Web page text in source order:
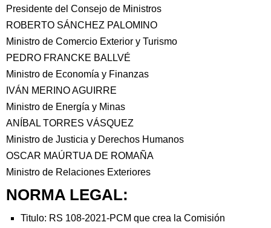
Presidente del Consejo de Ministros
ROBERTO SÁNCHEZ PALOMINO
Ministro de Comercio Exterior y Turismo
PEDRO FRANCKE BALLVÉ
Ministro de Economía y Finanzas
IVÁN MERINO AGUIRRE
Ministro de Energía y Minas
ANÍBAL TORRES VÁSQUEZ
Ministro de Justicia y Derechos Humanos
OSCAR MAÚRTUA DE ROMAÑA
Ministro de Relaciones Exteriores
NORMA LEGAL:
Titulo: RS 108-2021-PCM que crea la Comisión